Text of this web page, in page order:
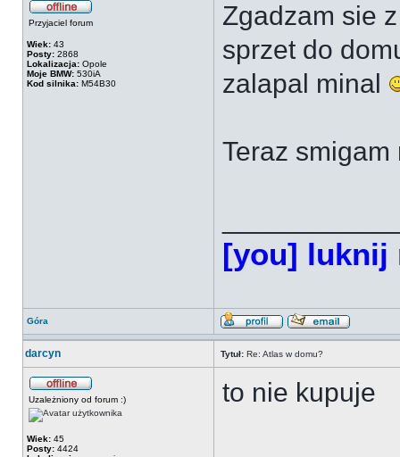
Przyjaciel forum
Wiek: 43
Posty: 2868
Lokalizacja: Opole
Moje BMW: 530iA
Kod silnika: M54B30
Zgadzam sie
sprzet do
zalapal minal
Teraz
[you] luknij
Góra
darcyn Tytuł: Re: Atlas w domu?
Uzależniony od forum :)
Wiek: 45
Posty: 4424
to nie kupuje